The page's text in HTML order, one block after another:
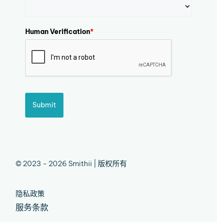
Human Verification*
Submit
© 2023 - 2026 Smithii | 版权所有
隐私政策
服务条款